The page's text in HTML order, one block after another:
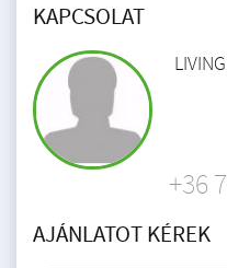
KAPCSOLAT
LIVING
+36
AJÁNLATOT KÉREK